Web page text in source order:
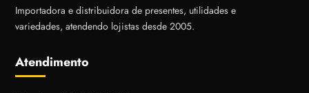
Atendimento
Importadora e distribuidora de presentes, utilidades e
variedades, atendendo lojistas desde 2005.